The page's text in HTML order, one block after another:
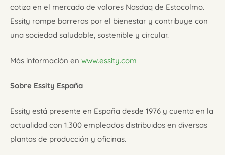
cotiza en el mercado de valores Nasdaq de Estocolmo.
Essity rompe barreras por el bienestar y contribuye con
una sociedad saludable, sostenible y circular.
Más información en www.essity.com
Sobre Essity España
Essity está presente en España desde 1976 y cuenta en la
actualidad con 1.300 empleados distribuidos en diversas
plantas de producción y oficinas.